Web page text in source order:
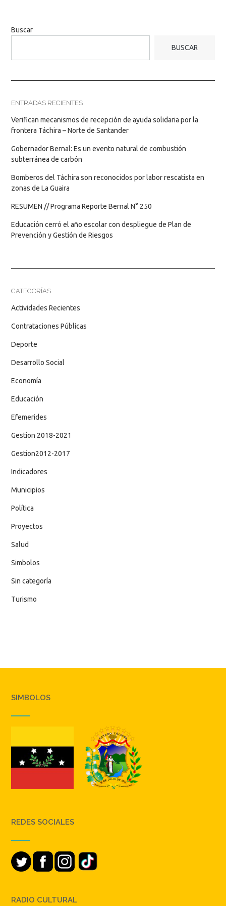
Buscar
BUSCAR
ENTRADAS RECIENTES
Verifican mecanismos de recepción de ayuda solidaria por la
frontera Táchira – Norte de Santander
Gobernador Bernal: Es un evento natural de combustión
subterránea de carbón
Bomberos del Táchira son reconocidos por labor rescatista en
zonas de La Guaira
RESUMEN // Programa Reporte Bernal N° 250
Educación cerró el año escolar con despliegue de Plan de
Prevención y Gestión de Riesgos
CATEGORÍAS
Actividades Recientes
Contrataciones Públicas
Deporte
Desarrollo Social
Economía
Educación
Efemerides
Gestion 2018-2021
Gestion2012-2017
Indicadores
Municipios
Política
Proyectos
Salud
Simbolos
Sin categoría
Turismo
SIMBOLOS
REDES SOCIALES
RADIO CULTURAL